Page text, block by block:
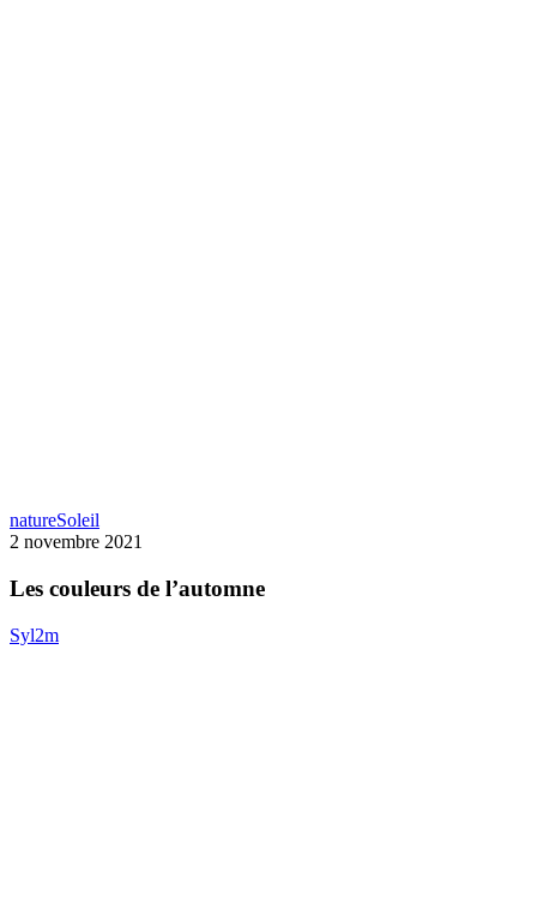
natureSoleil
couleurs
l’automne
2 novembre 2021
Les couleurs de l’automne
Syl2m